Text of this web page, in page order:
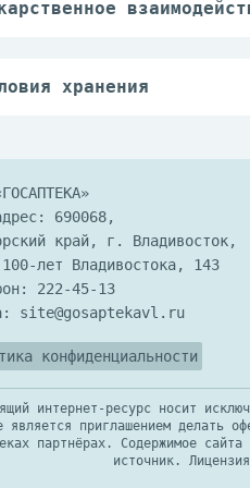
хранения
690068,
край, г. Владивосток,
лет Владивостока, 143
222-45-13
site@gosaptekavl.ru
конфиденциальности
интернет-ресурс носит
является приглашением делать
партнёрах. Содержимое
источник.